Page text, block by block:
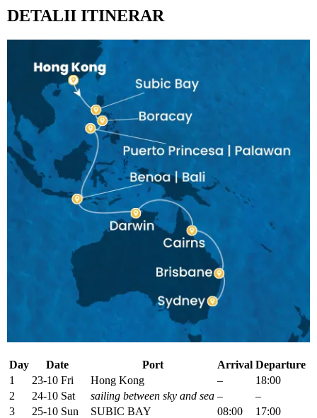
DETALII ITINERAR
Day Date Port Arrival Departure
1
23-10 Fri Hong Kong –
18:00
2
24-10 Sat sailing between sky and sea –
–
3
25-10 Sun SUBIC BAY 08:00
17:00